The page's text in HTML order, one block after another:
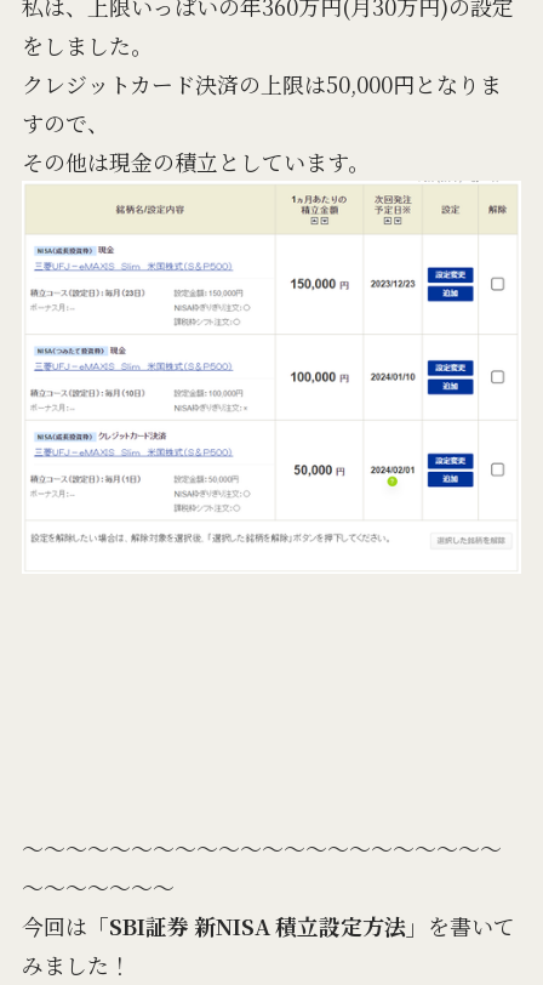
をしました。
クレジットカード決済の上限は50,000円となりま
すので、
その他は現金の積立としています。
～～～～～～～～～～～～～～～～～～～～～～
～～～～～～～
今回は 「SBI証券 新NISA 積立設定方法」 を書いて
みました！